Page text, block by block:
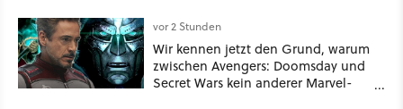
vor 2 Stunden
Wir kennen jetzt den Grund, warum
zwischen Avengers: Doomsday und
Secret Wars kein anderer Marvel-